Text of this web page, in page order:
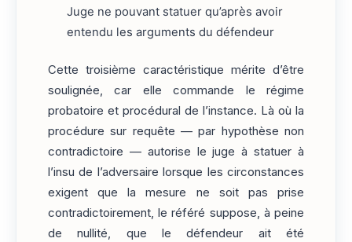
Juge ne pouvant statuer qu’après avoir
entendu les arguments du défendeur
Cette troisième caractéristique mérite d’être
soulignée, car elle commande le régime
probatoire et procédural de l’instance. Là où la
procédure sur requête — par hypothèse non
contradictoire — autorise le juge à statuer à
l’insu de l’adversaire lorsque les circonstances
exigent que la mesure ne soit pas prise
contradictoirement, le référé suppose, à peine
de nullité, que le défendeur ait été